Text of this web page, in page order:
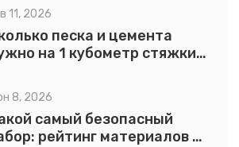
11, 2026
песка и цемента
на 1 кубометр стяжки:
8, 2026
самый безопасный
рейтинг материалов и